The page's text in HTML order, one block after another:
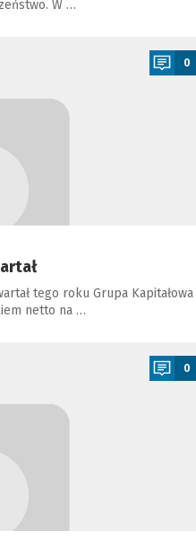
W …
0
tego roku Grupa Kapitałowa
netto na …
0